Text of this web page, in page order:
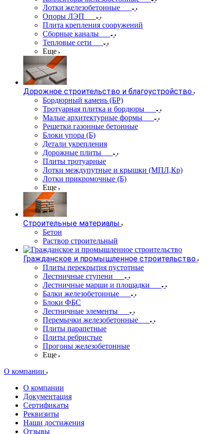
Лотки железобетонные
Опоры ЛЭП
Плита крепления сооружений
Сборные каналы
Тепловые сети
Еще
Дорожное строительство и благоустройство
Бордюрный камень (БР)
Тротуарная плитка и бордюры
Малые архитектурные формы
Решетки газонные бетонные
Блоки упора (Б)
Детали укрепления
Дорожные плиты
Плиты тротуарные
Лотки междупутные и крышки (МПЛ,Кр)
Лотки прикромочные (Б)
Еще
Строительные материалы
Бетон
Раствор строительный
Гражданское и промышленное строительство
Плиты перекрытия пустотные
Лестничные ступени
Лестничные марши и площадки
Балки железобетонные
Блоки ФБС
Лестничные элементы
Перемычки железобетонные
Плиты парапетные
Плиты ребристые
Прогоны железобетонные
Еще
О компании
О компании
Документация
Сертификаты
Реквизиты
Наши достижения
Отзывы